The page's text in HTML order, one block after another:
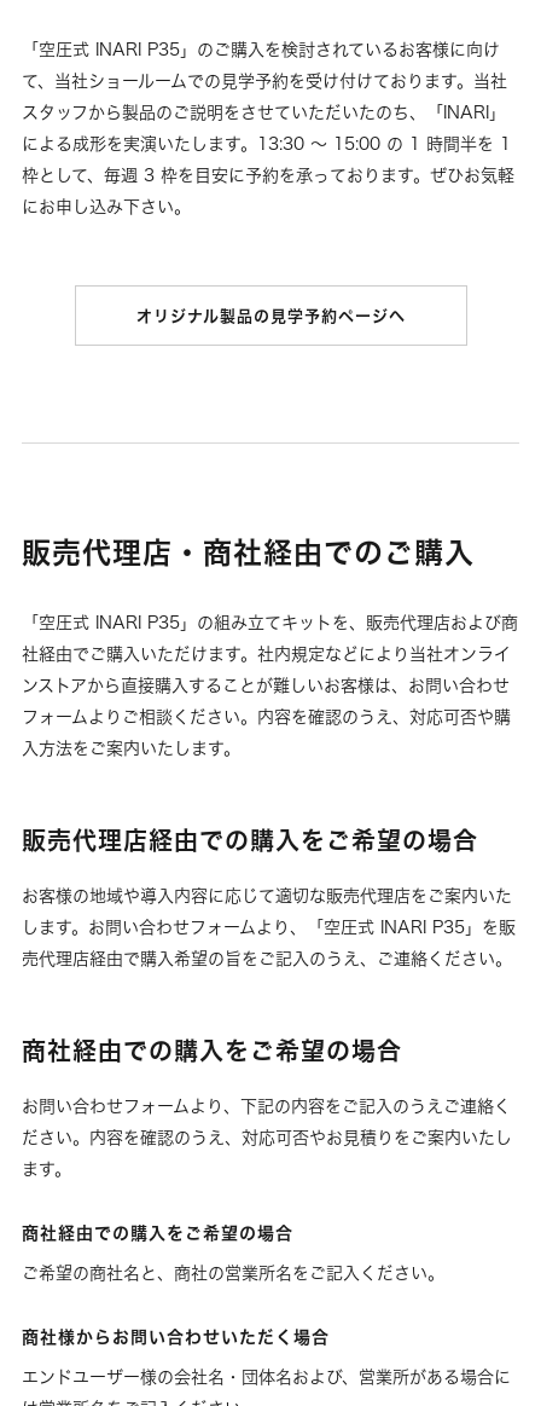
「空圧式 INARI P35」のご購入を検討されているお客様に向け
て、当社ショールームでの見学予約を受け付けております。当社
スタッフから製品のご説明をさせていただいたのち、「INARI」
による成形を実演いたします。13:30 ～ 15:00 の 1 時間半を 1
枠として、毎週 3 枠を目安に予約を承っております。ぜひお気軽
にお申し込み下さい。
オリジナル製品の見学予約ページへ
販売代理店・商社経由でのご購入
「空圧式 INARI P35」の組み立てキットを、販売代理店および商
社経由でご購入いただけます。社内規定などにより当社オンライ
ンストアから直接購入することが難しいお客様は、お問い合わせ
フォームよりご相談ください。内容を確認のうえ、対応可否や購
入方法をご案内いたします。
販売代理店経由での購入をご希望の場合
お客様の地域や導入内容に応じて適切な販売代理店をご案内いた
します。お問い合わせフォームより、「空圧式 INARI P35」を販
売代理店経由で購入希望の旨をご記入のうえ、ご連絡ください。
商社経由での購入をご希望の場合
お問い合わせフォームより、下記の内容をご記入のうえご連絡く
ださい。内容を確認のうえ、対応可否やお見積りをご案内いたし
ます。
商社経由での購入をご希望の場合
ご希望の商社名と、商社の営業所名をご記入ください。
商社様からお問い合わせいただく場合
エンドユーザー様の会社名・団体名および、営業所がある場合に